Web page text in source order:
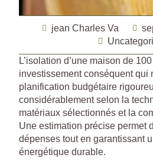
jean Charles Va
L’isolation d’une maison de
investissement conséquent qui
planification budgétaire
considérablement selon la
matériaux sélectionnés et la
Une estimation précise permet
dépenses tout en garantissant
énergétique durable.